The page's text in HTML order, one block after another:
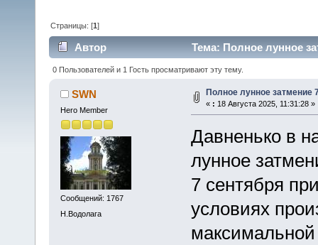
Страницы: [1]
Автор Тема: Полное лунное
0 Пользователей и 1 Гость просматривают эту тему.
SWN
Hero Member
Сообщений: 1767
Н.Водолага
Полное лунное затмение
« : 18 Августа 2025, 11:31:28 »
Давненько в
лунное
7 сентября
условиях